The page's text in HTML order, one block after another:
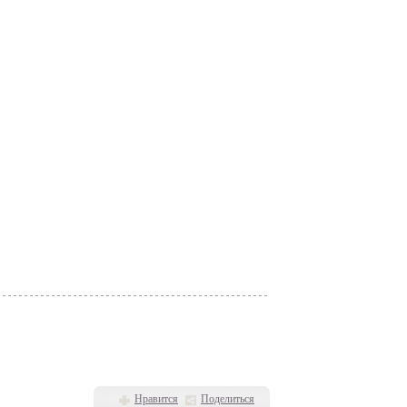
Нравится Поделиться